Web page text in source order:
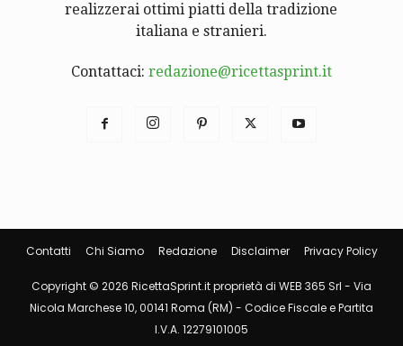
realizzerai ottimi piatti della tradizione
italiana e stranieri.
Contattaci: redazione@ricettasprint.it
Contatti Chi Siamo Redazione Disclaimer Privacy Policy
Copyright © 2026 RicettaSprint.it proprietà di WEB 365 Srl - Via
Nicola Marchese 10, 00141 Roma (RM) - Codice Fiscale e Partita
I.V.A. 12279101005